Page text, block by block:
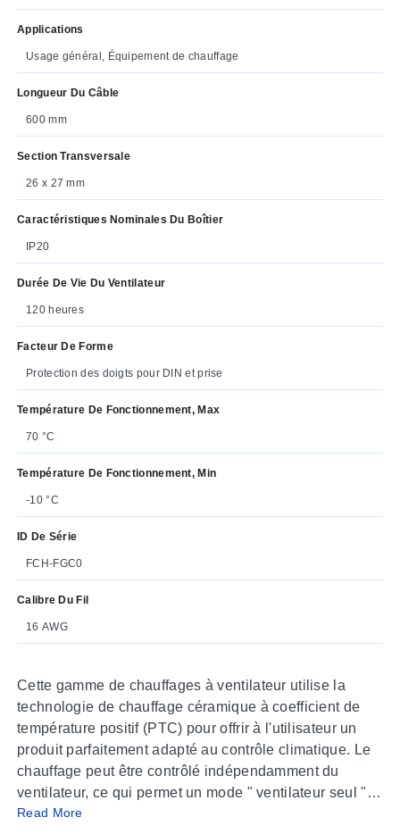
Applications
Usage général, Équipement de chauffage
Longueur Du Câble
600 mm
Section Transversale
26 x 27 mm
Caractéristiques Nominales Du Boîtier
IP20
Durée De Vie Du Ventilateur
120 heures
Facteur De Forme
Protection des doigts pour DIN et prise
Température De Fonctionnement, Max
70 °C
Température De Fonctionnement, Min
-10 °C
ID De Série
FCH-FGC0
Calibre Du Fil
16 AWG
Cette gamme de chauffages à ventilateur utilise la
technologie de chauffage céramique à coefficient de
température positif (PTC) pour offrir à l'utilisateur un
produit parfaitement adapté au contrôle climatique. Le
chauffage peut être contrôlé indépendamment du
ventilateur, ce qui permet un mode " ventilateur seul "
pour la circulation de l'air. Il existe neuf variantes,
Read More